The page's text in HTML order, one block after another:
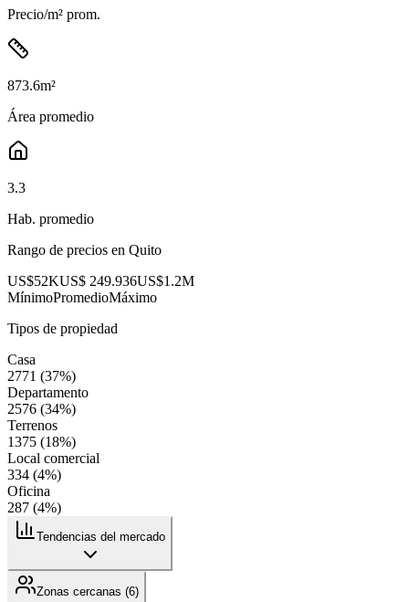
Precio/m² prom.
873.6m²
Área promedio
3.3
Hab. promedio
Rango de precios en Quito
US$52KUS$ 249.936US$1.2M
MínimoPromedioMáximo
Tipos de propiedad
Casa
2771 (37%)
Departamento
2576 (34%)
Terrenos
1375 (18%)
Local comercial
334 (4%)
Oficina
287 (4%)
Tendencias del mercado
Zonas cercanas (6)